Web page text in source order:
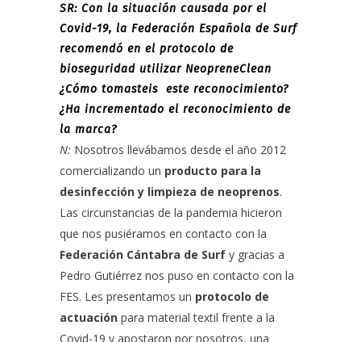
SR: Con la situación causada por el
Covid-19, la Federación Española de Surf
recomendó en el protocolo de
bioseguridad utilizar NeopreneClean
¿Cómo tomasteis este reconocimiento?
¿Ha incrementado el reconocimiento de
la marca?
N: Nosotros llevábamos desde el año 2012
comercializando un producto para la
desinfección y limpieza de neoprenos.
Las circunstancias de la pandemia hicieron
que nos pusiéramos en contacto con la
Federación Cántabra de Surf y gracias a
Pedro Gutiérrez nos puso en contacto con la
FES. Les presentamos un protocolo de
actuación para material textil frente a la
Covid-19 y apostaron por nosotros, una